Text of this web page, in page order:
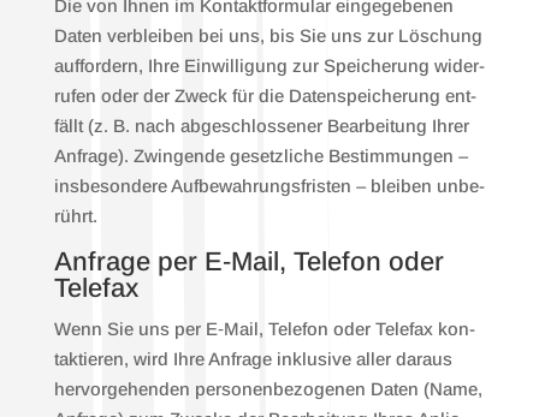
Die von Ihnen im Kon­takt­for­mu­lar ein­ge­ge­be­nen
Daten ver­blei­ben bei uns, bis Sie uns zur Löschung
auf­for­dern, Ihre Ein­wil­li­gung zur Spei­che­rung wider­
ru­fen oder der Zweck für die Daten­spei­che­rung ent­
fällt (z. B. nach abge­schlos­se­ner Bear­bei­tung Ihrer
Anfra­ge). Zwin­gen­de gesetz­li­che Bestim­mun­gen –
ins­be­son­de­re Auf­be­wah­rungs­fris­ten – blei­ben unbe­
rührt.
Anfra­ge per E‑Mail, Tele­fon oder
Tele­fax
Wenn Sie uns per E‑Mail, Tele­fon oder Tele­fax kon­
tak­tie­ren, wird Ihre Anfra­ge inklu­si­ve aller dar­aus
her­vor­ge­hen­den per­so­nen­be­zo­ge­nen Daten (Name,